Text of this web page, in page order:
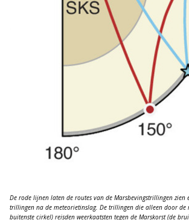
De rode lijnen laten de routes van de Marsbevingstrillingen zien
trillingen na de meteorietinslag. De trillingen die alleen door de
buitenste cirkel) reisden weerkaatsten tegen de Marskorst (de